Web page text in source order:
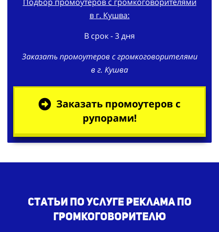
Подбор промоутеров с громкоговорителями
в г. Кушва:
В срок - 3 дня
Заказать промоутеров с громкоговорителями
в г. Кушва
Заказать промоутеров с
рупорами!
Статьи по услуге реклама по
громкоговорителю